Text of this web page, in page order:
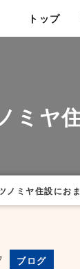
トップ
ミヤ
ノミヤ住設にお
ブログ